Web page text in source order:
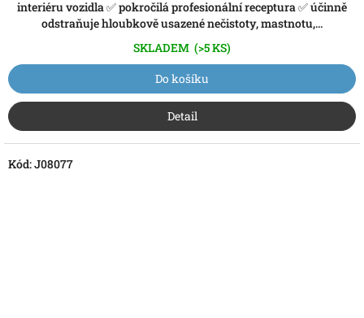
interiéru vozidla ✅ pokročilá profesionální receptura ✅ účinně
odstraňuje hloubkově usazené nečistoty, mastnotu,...
SKLADEM (>5 KS)
Do košíku
Detail
Kód:J08077